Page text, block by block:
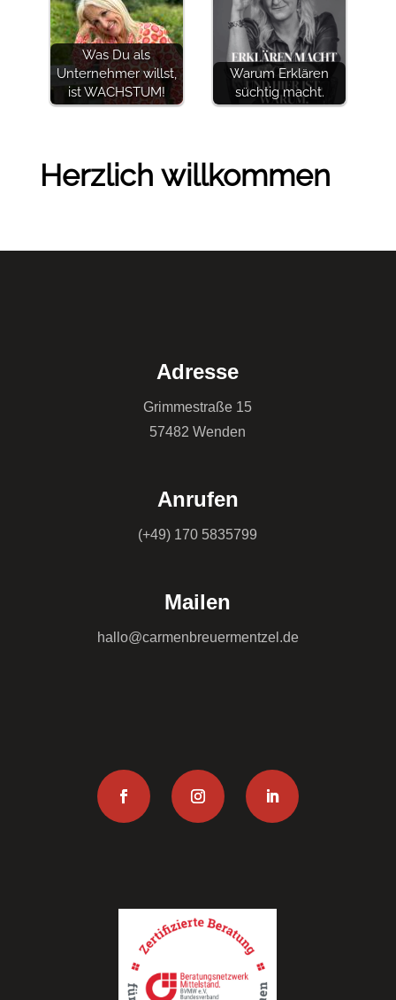
Was Du als
Unternehmer willst,
ist WACHSTUM!
Warum Erklären
süchtig macht.
Herzlich willkommen
Adresse
Grimmestraße 15
57482 Wenden
Anrufen
(+49) 170 5835799
Mailen
hallo@carmenbreuermentzel.de